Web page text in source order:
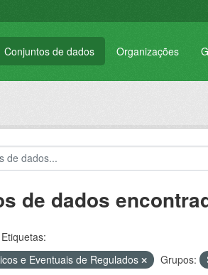
Conjuntos de dados Organizações
de dados
Etiquetas:
e Eventuais de Regulados
Grupos: